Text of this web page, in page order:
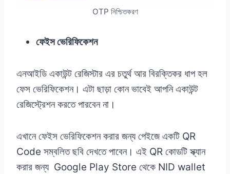
OTP নিশ্চিতকরণ
ফেইস ভেরিফিকেশন
এনআইডি একাউন্ট রেজিস্টার এর চতুর্থ আর বিরক্তিকর ধাপ হল
ফেস ভেরিফিকেশন। এটা ছাড়া কোন ভাবেই আপনি একাউন্ট
রেজিস্ট্রেশন করতে পারবেন না।
এখানে ফেইস ভেরিফিকেশন করার জন্য পেইজে একটি QR
Code সম্বলিত ছবি দেখতে পাবেন। এই QR কোডটি স্ক্যান
করার জন্য Google Play Store থেকে NID wallet